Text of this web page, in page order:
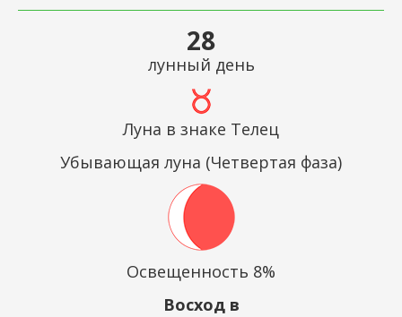
28
лунный день
Луна в знаке Телец
Убывающая луна (Четвертая фаза)
Освещенность 8%
Восход в